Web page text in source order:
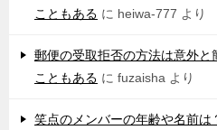
こともある に heiwa-777 より
郵便の受取拒否の方法は意外
こともある に fuzaisha より
笑点のメンバーの年齢や名前